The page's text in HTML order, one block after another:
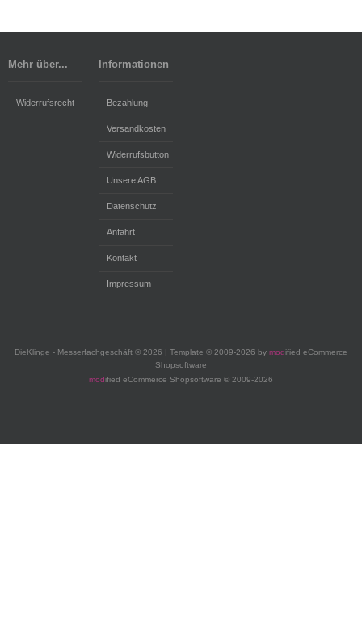
Mehr über...
Widerrufsrecht
Informationen
Bezahlung
Versandkosten
Widerrufsbutton
Unsere AGB
Datenschutz
Anfahrt
Kontakt
Impressum
DieKlinge - Messerfachgeschäft © 2026 | Template © 2009-2026 by modified eCommerce
Shopsoftware
modified eCommerce Shopsoftware © 2009-2026